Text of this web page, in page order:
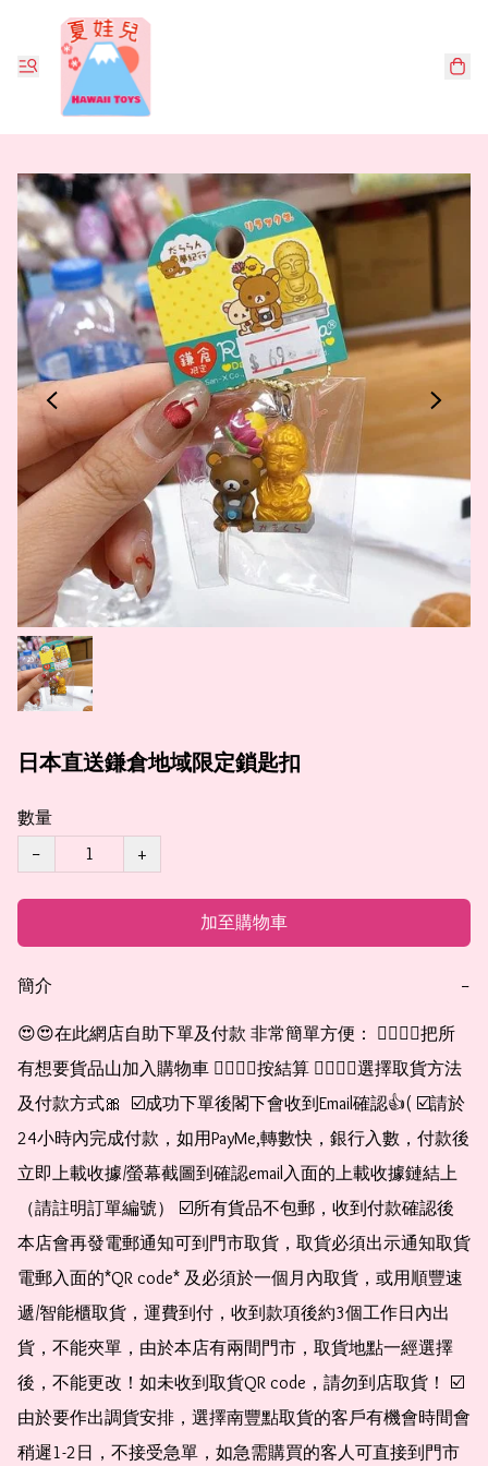
日本直送鎌倉地域限定鎖匙扣
數量
−
+
加至購物車
簡介 −
😍😍在此網店自助下單及付款 非常簡單方便： 👉🏻👉🏻把所
有想要貨品山加入購物車 👉🏻👉🏻按結算 👉🏻👉🏻選擇取貨方法
及付款方式🎀  ☑️成功下單後閣下會收到Email確認👍( ☑️請於
24小時內完成付款，如用PayMe,轉數快，銀行入數，付款後
立即上載收據/螢幕截圖到確認email入面的上載收據鏈結上
（請註明訂單編號） ☑️所有貨品不包郵，收到付款確認後
本店會再發電郵通知可到門市取貨，取貨必須出示通知取貨
電郵入面的*QR code* 及必須於一個月內取貨，或用順豐速
遞/智能櫃取貨，運費到付，收到款項後約3個工作日內出
貨，不能夾單，由於本店有兩間門市，取貨地點一經選擇
後，不能更改！如未收到取貨QR code，請勿到店取貨！ ☑️
由於要作出調貨安排，選擇南豐點取貨的客戶有機會時間會
稍遲1-2日，不接受急單，如急需購買的客人可直接到門市